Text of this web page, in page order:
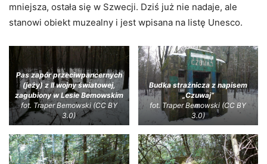
mniejsza, ostała się w Szwecji. Dziś już nie nadaje, ale
stanowi obiekt muzealny i jest wpisana na listę Unesco.
Pas zapór przeciwpancernych
(jeży) z II wojny światowej,
zagubiony w Lesie Bemowskim
fot. Traper Bemowski (CC BY
3.0)
Budka strażnicza z napisem
„Czuwaj”
fot. Traper Bemowski (CC BY
3.0)